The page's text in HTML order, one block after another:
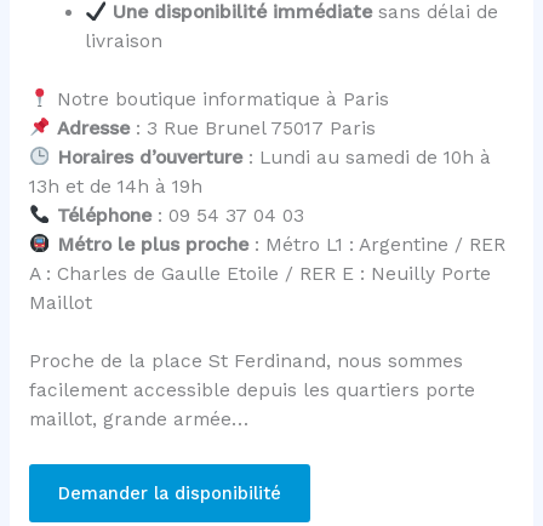
Une disponibilité immédiatesans délai de
livraison
Notre boutique informatique à Paris
Adresse: 3 Rue Brunel 75017 Paris
Horaires d’ouverture: Lundi au samedi de 10h à
13h et de 14h à 19h
Téléphone: 09 54 37 04 03
Métro le plus proche: Métro L1 : Argentine / RER
A : Charles de Gaulle Etoile / RER E : Neuilly Porte
Maillot
Proche de la place St Ferdinand, nous sommes
facilement accessible depuis les quartiers porte
maillot, grande armée…
Demander la disponibilité